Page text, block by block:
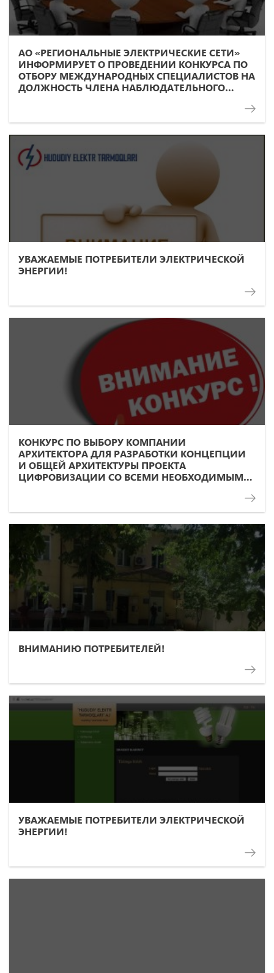
АО «РЕГИОНАЛЬНЫЕ ЭЛЕКТРИЧЕСКИЕ СЕТИ»
ИНФОРМИРУЕТ О ПРОВЕДЕНИИ КОНКУРСА ПО
ОТБОРУ МЕЖДУНАРОДНЫХ СПЕЦИАЛИСТОВ НА
ДОЛЖНОСТЬ ЧЛЕНА НАБЛЮДАТЕЛЬНОГО
УВАЖАЕМЫЕ ПОТРЕБИТЕЛИ ЭЛЕКТРИЧЕСКОЙ
ЭНЕРГИИ!
КОНКУРС ПО ВЫБОРУ КОМПАНИИ
АРХИТЕКТОРА ДЛЯ РАЗРАБОТКИ КОНЦЕПЦИИ
И ОБЩЕЙ АРХИТЕКТУРЫ ПРОЕКТА
ЦИФРОВИЗАЦИИ СО ВСЕМИ НЕОБХОДИМЫМИ
ВНИМАНИЮ ПОТРЕБИТЕЛЕЙ!
УВАЖАЕМЫЕ ПОТРЕБИТЕЛИ ЭЛЕКТРИЧЕСКОЙ
ЭНЕРГИИ!